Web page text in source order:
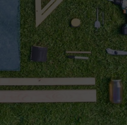
rekenen op effectieve en veilige
de gebruiksaanwijzing van het